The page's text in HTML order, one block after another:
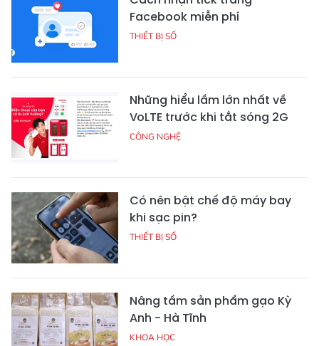
Facebook miễn phí
THIẾT BỊ SỐ
Những hiểu lầm lớn nhất về
VoLTE trước khi tắt sóng 2G
CÔNG NGHỆ
Có nên bật chế độ máy bay
khi sạc pin?
THIẾT BỊ SỐ
Nâng tầm sản phẩm gạo Kỳ
Anh - Hà Tĩnh
KHOA HỌC